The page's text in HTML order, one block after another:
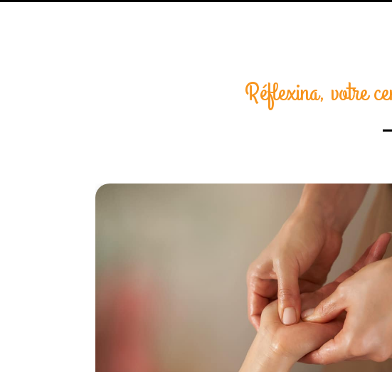
Réflexina, votre